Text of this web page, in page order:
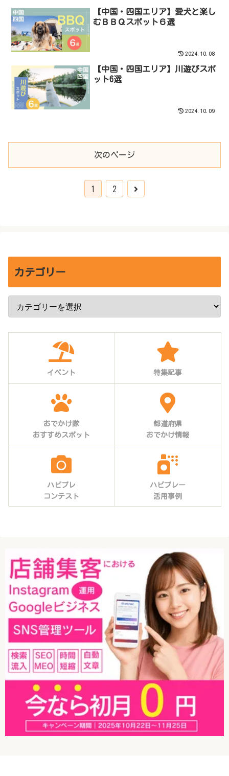
【中国・四国エリア】愛犬と楽し
むＢＢＱスポット６選
2024.10.08
【中国・四国エリア】川遊びスポ
ット6選
2024.10.09
次のページ
1 2 次
カテゴリー
イベント 特集記事
おでかけ隊
おすすめスポット
都道府県
おでかけ情報
ハピプレ
コンテスト
ハピプレー
活用事例